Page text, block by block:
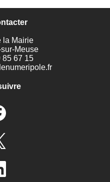
la Mairie
Meuse
85 67 15